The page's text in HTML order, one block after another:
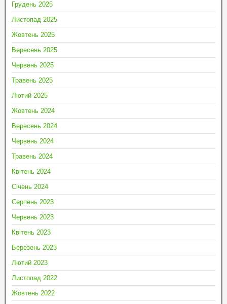
Грудень 2025
Листопад 2025
Жовтень 2025
Вересень 2025
Червень 2025
Травень 2025
Лютий 2025
Жовтень 2024
Вересень 2024
Червень 2024
Травень 2024
Квітень 2024
Січень 2024
Серпень 2023
Червень 2023
Квітень 2023
Березень 2023
Лютий 2023
Листопад 2022
Жовтень 2022